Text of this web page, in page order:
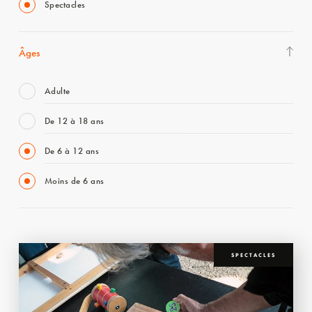
Spectacles
Âges
Adulte
De 12 à 18 ans
De 6 à 12 ans
Moins de 6 ans
SPECTACLES